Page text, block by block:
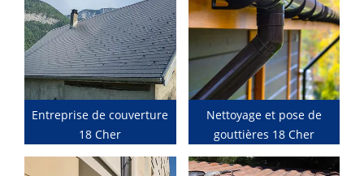
Entreprise de couverture
18 Cher
Nettoyage et pose de
gouttières 18 Cher